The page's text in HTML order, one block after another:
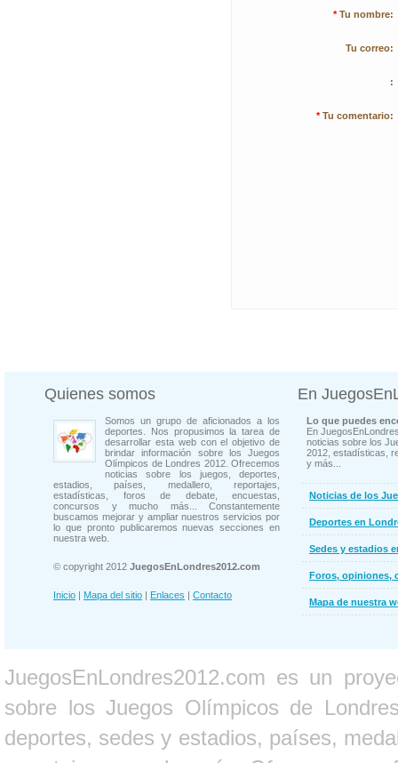
* Tu nombre:
Tu correo:
:
* Tu comentario:
Quienes somos
Somos un grupo de aficionados a los
deportes. Nos propusimos la tarea de
desarrollar esta web con el objetivo de
brindar información sobre los Juegos
Olímpicos de Londres 2012. Ofrecemos
noticias sobre los juegos, deportes,
estadios, países, medallero, reportajes,
estadísticas, foros de debate, encuestas,
concursos y mucho más... Constantemente
buscamos mejorar y ampliar nuestros servicios por
lo que pronto publicaremos nuevas secciones en
nuestra web.
© copyright 2012 JuegosEnLondres2012.com
Inicio | Mapa del sitio | Enlaces | Contacto
En
Lo que puedes
En
noticias sobre los
2012, estadísticas,
y más...
Noticias de los
Deportes en
Sedes y estadios
Foros, opiniones,
Mapa de nuestra
JuegosEnLondres2012.com es un
sobre los Juegos Olímpicos de
deportes, sedes y estadios, países,